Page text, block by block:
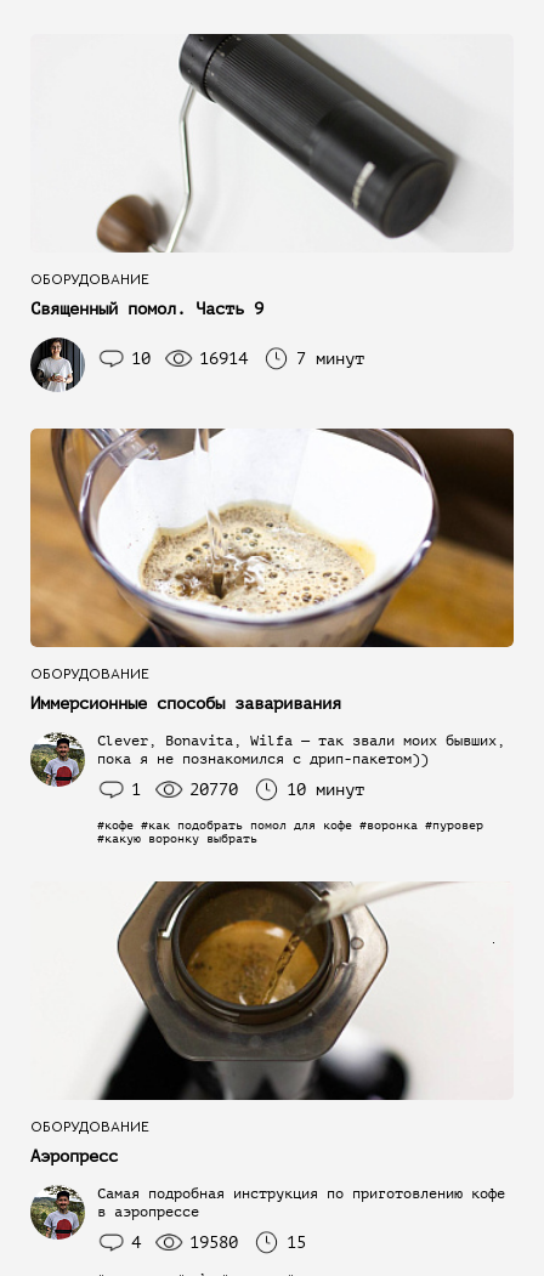
ОБОРУДОВАНИЕ
Священный помол. Часть 9
10 16914 7 минут
ОБОРУДОВАНИЕ
Иммерсионные способы заваривания
Clever, Bonavita, Wilfa — так звали моих бывших,
пока я не познакомился с дрип-пакетом))
1 20770 10 минут
#кофе #как подобрать помол для кофе #воронка #пуровер
#какую воронку выбрать
ОБОРУДОВАНИЕ
Аэропресс
Самая подробная инструкция по приготовлению кофе
в аэропрессе
4 19580 15